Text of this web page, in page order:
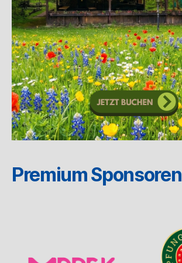
Premium Sponsoren